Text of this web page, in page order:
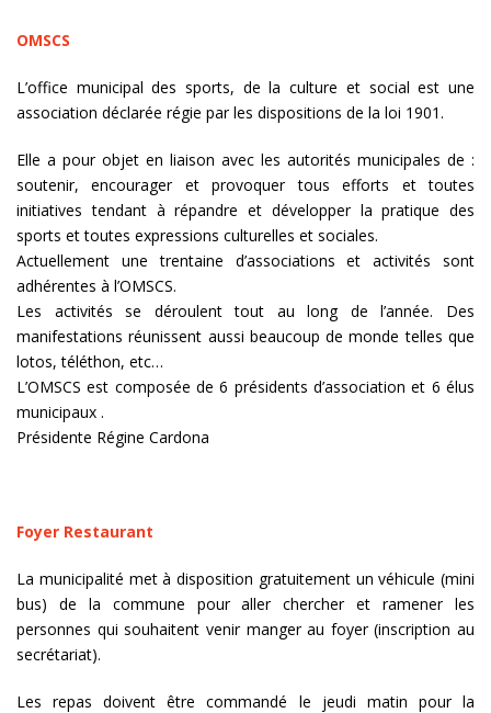
OMSCS
L’office municipal des sports, de la culture et social est une
association déclarée régie par les dispositions de la loi 1901.
Elle a pour objet en liaison avec les autorités municipales de :
soutenir, encourager et provoquer tous efforts et toutes
initiatives tendant à répandre et développer la pratique des
sports et toutes expressions culturelles et sociales.
Actuellement une trentaine d’associations et activités sont
adhérentes à l’OMSCS.
Les activités se déroulent tout au long de l’année. Des
manifestations réunissent aussi beaucoup de monde telles que
lotos, téléthon, etc…
L’OMSCS est composée de 6 présidents d’association et 6 élus
municipaux .
Présidente Régine Cardona
Foyer Restaurant
La municipalité met à disposition gratuitement un véhicule (mini
bus) de la commune pour aller chercher et ramener les
personnes qui souhaitent venir manger au foyer (inscription au
secrétariat).
Les repas doivent être commandé le jeudi matin pour la